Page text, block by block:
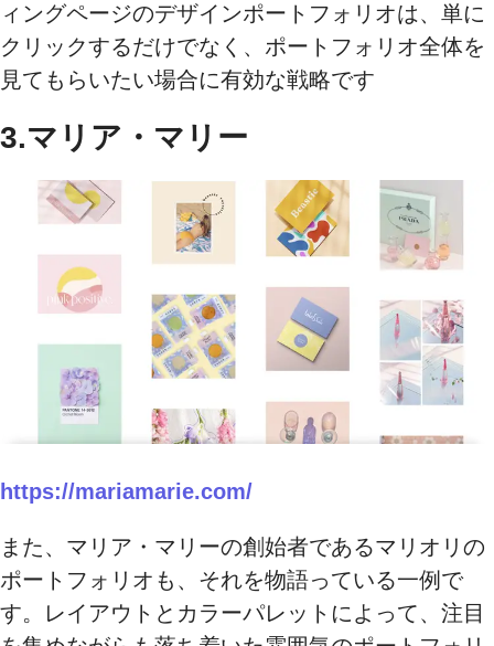
ィングページのデザインポートフォリオは、単に
クリックするだけでなく、ポートフォリオ全体を
見てもらいたい場合に有効な戦略です
3.マリア・マリー
https://mariamarie.com/
また、マリア・マリーの創始者であるマリオリの
ポートフォリオも、それを物語っている一例で
す。レイアウトとカラーパレットによって、注目